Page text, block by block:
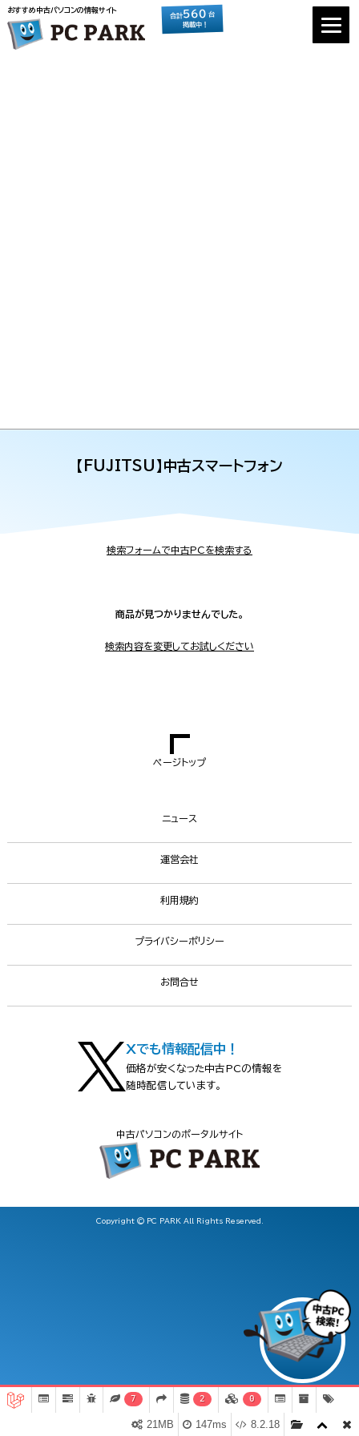
おすすめ中古パソコンの情報サイト
合計560 台
掲載中！
【FUJITSU】中古スマートフォン
検索フォームで中古PCを検索する
商品が見つかりませんでした。
検索内容を変更してお試しください
ページトップ
ニュース
運営会社
利用規約
プライバシーポリシー
お問合せ
Xでも情報配信中！
価格が安くなった中古PCの情報を
随時配信しています。
中古パソコンのポータルサイト
Copyright © PC PARK All Rights Reserved.
7 2 0
8.2.18
147ms
21MB